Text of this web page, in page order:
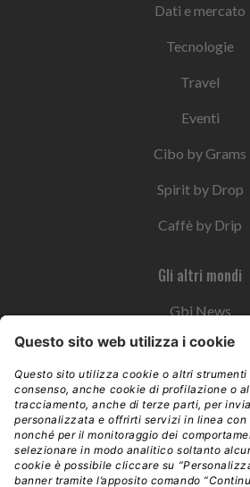
Dati e mercato
Tecnologie
Travel
Eventi
Cibo by Grams
Spirit by Drop
Caffè by Drip
Gli altri mondi
Gbi News
Instoremag
Esplora il gruppo
Edra Edizioni
Edizioni LSWR